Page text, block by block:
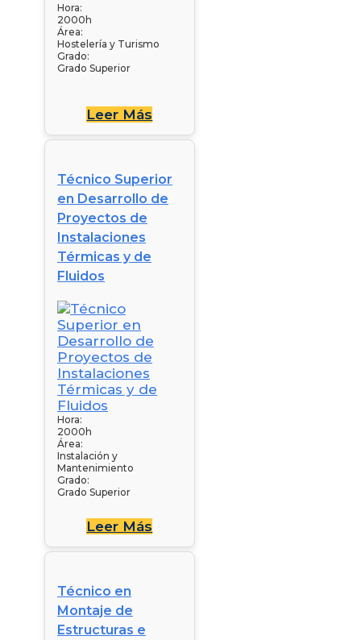
Hora:
2000h
Área:
Hostelería y Turismo
Grado:
Grado Superior
Leer Más
Técnico Superior
en Desarrollo de
Proyectos de
Instalaciones
Térmicas y de
Fluidos
Hora:
2000h
Área:
Instalación y
Mantenimiento
Grado:
Grado Superior
Leer Más
Técnico en
Montaje de
Estructuras e